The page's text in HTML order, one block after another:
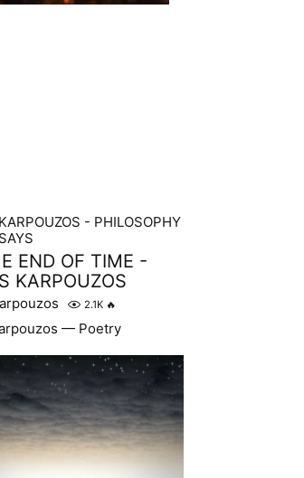
- PHILOSOPHY
END OF TIME -
KARPOUZOS
2.1K 🔥
— Poetry